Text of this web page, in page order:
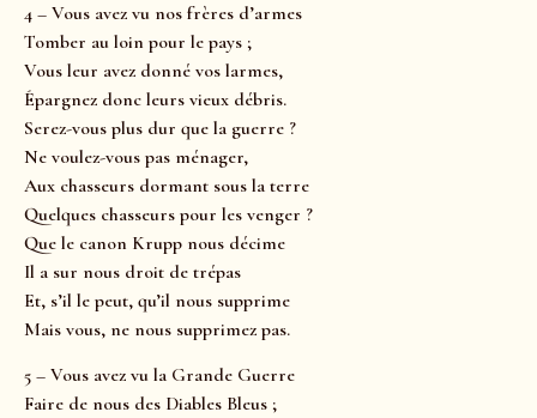
4 – Vous avez vu nos frères d’armes
Tomber au loin pour le pays ;
Vous leur avez donné vos larmes,
Épargnez donc leurs vieux débris.
Serez-vous plus dur que la guerre ?
Ne voulez-vous pas ménager,
Aux chasseurs dormant sous la terre
Quelques chasseurs pour les venger ?
Que le canon Krupp nous décime
Il a sur nous droit de trépas
Et, s’il le peut, qu’il nous supprime
Mais vous, ne nous supprimez pas.
5 – Vous avez vu la Grande Guerre
Faire de nous des Diables Bleus ;